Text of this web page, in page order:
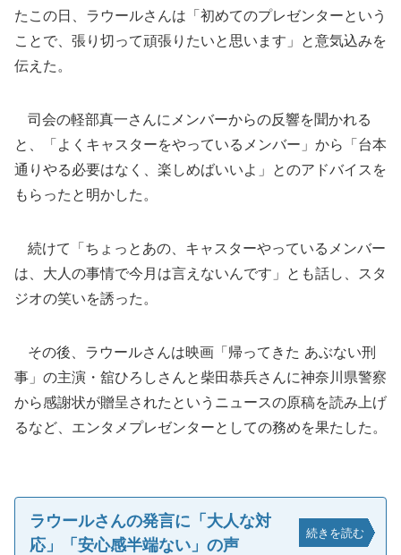
たこの日、ラウールさんは「初めてのプレゼンターという
ことで、張り切って頑張りたいと思います」と意気込みを
伝えた。
司会の軽部真一さんにメンバーからの反響を聞かれる
と、「よくキャスターをやっているメンバー」から「台本
通りやる必要はなく、楽しめばいいよ」とのアドバイスを
もらったと明かした。
続けて「ちょっとあの、キャスターやっているメンバー
は、大人の事情で今月は言えないんです」とも話し、スタ
ジオの笑いを誘った。
その後、ラウールさんは映画「帰ってきた あぶない刑
事」の主演・舘ひろしさんと柴田恭兵さんに神奈川県警察
から感謝状が贈呈されたというニュースの原稿を読み上げ
るなど、エンタメプレゼンターとしての務めを果たした。
ラウールさんの発言に「大人な対
応」「安心感半端ない」の声
続きを読む